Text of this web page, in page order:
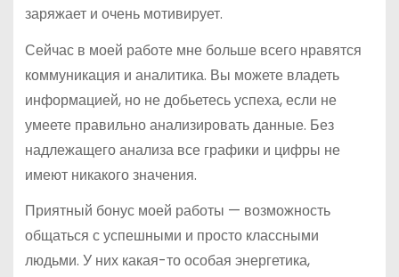
заряжает и очень мотивирует.
Сейчас в моей работе мне больше всего нравятся
коммуникация и аналитика. Вы можете владеть
информацией, но не добьетесь успеха, если не
умеете правильно анализировать данные. Без
надлежащего анализа все графики и цифры не
имеют никакого значения.
Приятный бонус моей работы — возможность
общаться с успешными и просто классными
людьми. У них какая-то особая энергетика,